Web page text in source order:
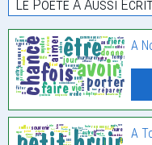
Le Poète À Aussi
A
A